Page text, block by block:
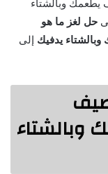
يطعمك وبالشتاء
حل لغز ما هو
يدفيك إلى
وبالشتاء